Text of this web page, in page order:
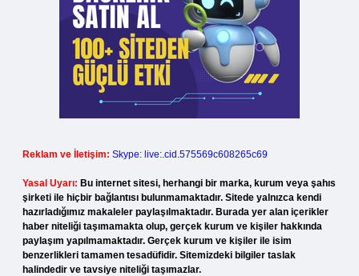
Reklam ve İletişim: Skype: live:.cid.575569c608265c69
Yasal Uyarı: Bu internet sitesi, herhangi bir marka, kurum veya şahıs
şirketi ile hiçbir bağlantısı bulunmamaktadır. Sitede yalnızca kendi
hazırladığımız makaleler paylaşılmaktadır. Burada yer alan içerikler
haber niteliği taşımamakta olup, gerçek kurum ve kişiler hakkında
paylaşım yapılmamaktadır. Gerçek kurum ve kişiler ile isim
benzerlikleri tamamen tesadüfidir. Sitemizdeki bilgiler taslak
halindedir ve tavsiye niteliği taşımazlar.